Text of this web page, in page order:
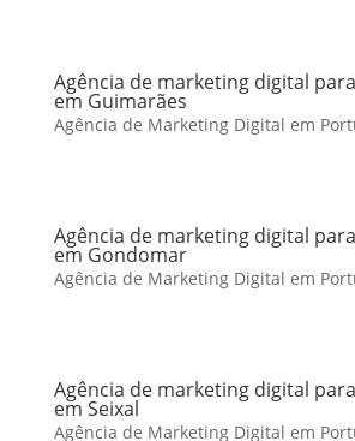
Agência de marketing digital
em Guimarães
Agência de Marketing Digital em
Agência de marketing digital
em Gondomar
Agência de Marketing Digital em
Agência de marketing digital
em Seixal
Agência de Marketing Digital em